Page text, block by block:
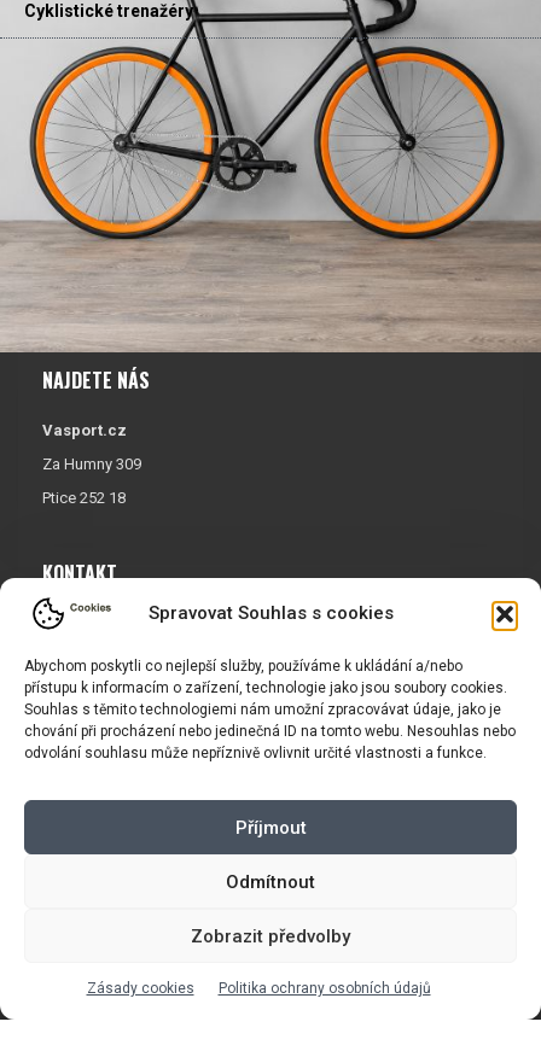
Spravovat Souhlas s cookies
Abychom poskytli co nejlepší služby, používáme k ukládání a/nebo
přístupu k informacím o zařízení, technologie jako jsou soubory cookies.
Souhlas s těmito technologiemi nám umožní zpracovávat údaje, jako je
chování při procházení nebo jedinečná ID na tomto webu. Nesouhlas nebo
odvolání souhlasu může nepříznivě ovlivnit určité vlastnosti a funkce.
Příjmout
Odmítnout
Zobrazit předvolby
Zásady cookies Politika ochrany osobních údajů
Cyklistické trenažéry
NAJDETE NÁS
Vasport.cz
Za Humny 309
Ptice 252 18
KONTAKT
Josef Jochymek
Tel.: +420 603 703 232
E-mail: info@vasport.cz
OTEVÍRACÍ DOBA
ÚT/ČT: 16:00 - 19:00*
OTEVŘENO POUZE
PO/ST/PÁ